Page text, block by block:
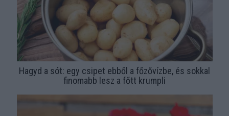
Hagyd a sót: egy csipet ebből a főzővízbe, és sokkal
finomabb lesz a főtt krumpli